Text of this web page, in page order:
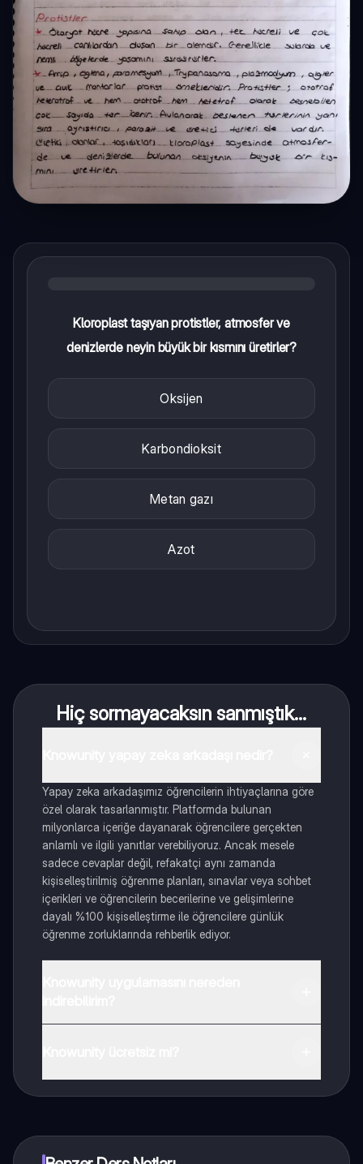
Kloroplast taşıyan protistler, atmosfer ve
denizlerde neyin büyük bir kısmını üretirler?
Oksijen
Karbondioksit
Metan gazı
Azot
Hiç sormayacaksın sanmıştık...
Yapay zeka arkadaşımız öğrencilerin ihtiyaçlarına göre
özel olarak tasarlanmıştır. Platformda bulunan
milyonlarca içeriğe dayanarak öğrencilere gerçekten
anlamlı ve ilgili yanıtlar verebiliyoruz. Ancak mesele
sadece cevaplar değil, refakatçi aynı zamanda
kişiselleştirilmiş öğrenme planları, sınavlar veya sohbet
içerikleri ve öğrencilerin becerilerine ve gelişimlerine
dayalı %100 kişiselleştirme ile öğrencilere günlük
öğrenme zorluklarında rehberlik ediyor.